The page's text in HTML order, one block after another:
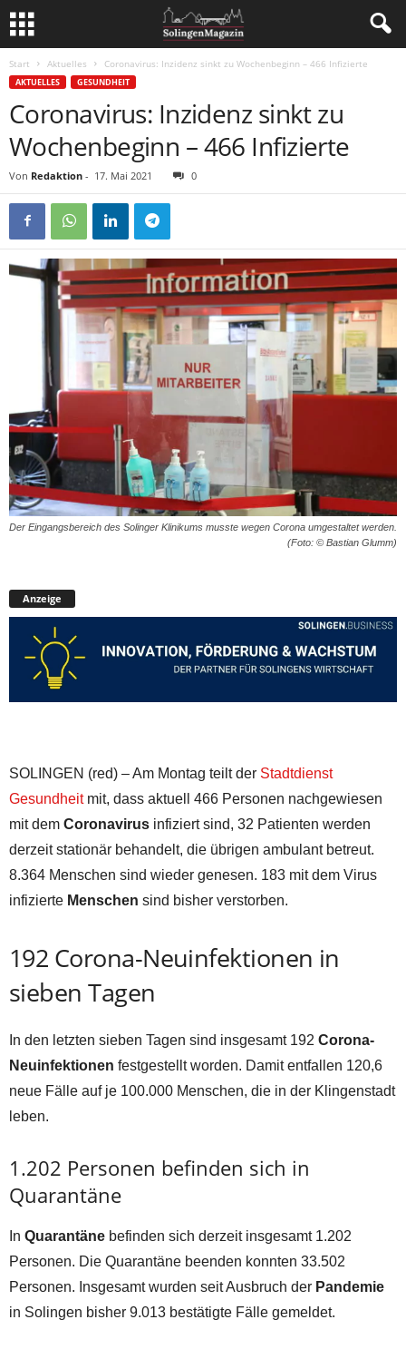
Start Aktuelles Coronavirus: Inzidenz sinkt zu Wochenbeginn – 466 Infizierte
AKTUELLES GESUNDHEIT
Coronavirus: Inzidenz sinkt zu
Wochenbeginn – 466 Infizierte
Von Redaktion - 17. Mai 2021 0
Der Eingangsbereich des Solinger Klinikums musste wegen Corona umgestaltet werden.
(Foto: © Bastian Glumm)
Anzeige
SOLINGEN (red) – Am Montag teilt der Stadtdienst
Gesundheitmit, dass aktuell 466 Personen nachgewiesen
mit dem Coronavirus infiziert sind, 32 Patienten werden
derzeit stationär behandelt, die übrigen ambulant betreut.
8.364 Menschen sind wieder genesen. 183 mit dem Virus
infizierte Menschen sind bisher verstorben.
192 Corona-Neuinfektionen in
sieben Tagen
In den letzten sieben Tagen sind insgesamt 192 Corona-
Neuinfektionen festgestellt worden. Damit entfallen 120,6
neue Fälle auf je 100.000 Menschen, die in der Klingenstadt
leben.
1.202 Personen befinden sich in
Quarantäne
In Quarantäne befinden sich derzeit insgesamt 1.202
Personen. Die Quarantäne beenden konnten 33.502
Personen. Insgesamt wurden seit Ausbruch der Pandemie
in Solingen bisher 9.013 bestätigte Fälle gemeldet.